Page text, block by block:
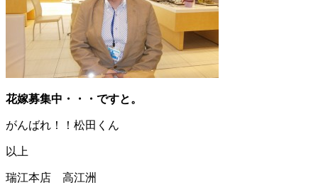
花嫁募集中・・・ですと。
がんばれ！！松田くん
以上
瑞江本店 高江洲